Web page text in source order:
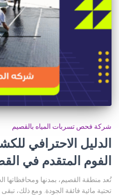
شركة فحص تسربات المياه بالقصيم
الدليل الاحترافي
الفوم المتقدم في
تُعد منطقة القصيم، بمدنها ومحافظاتها
تحتية مائية فائقة الجودة. ومع ذلك،